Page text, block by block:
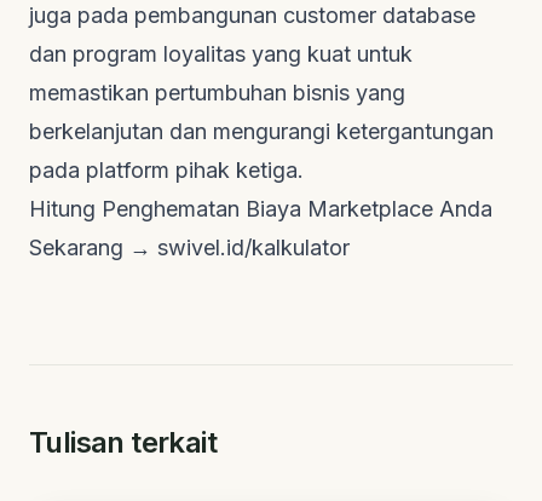
juga pada pembangunan customer database
dan program loyalitas yang kuat untuk
memastikan pertumbuhan bisnis yang
berkelanjutan dan mengurangi ketergantungan
pada platform pihak ketiga.
Hitung Penghematan Biaya Marketplace Anda
Sekarang → swivel.id/kalkulator
Tulisan terkait